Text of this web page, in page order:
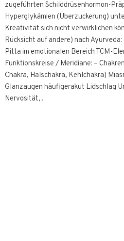
zugeführten Schilddrüsenhormon-
Hyperglykämien (Überzuckerung)
Kreativität sich nicht verwirklichen
Rücksicht auf andere) nach
Pitta im emotionalen Bereich TCM-
Funktionskreise / Meridiane: –
Chakra, Halschakra, Kehlchakra)
Glanzaugen häufigerakut Lidschlag
Nervosität,...